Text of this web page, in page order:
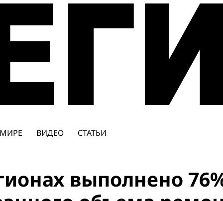
ВИДЕО СТАТЬИ
выполнено